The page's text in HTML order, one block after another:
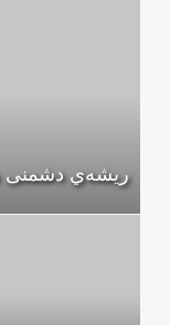
ریشه‌ي دشمنی